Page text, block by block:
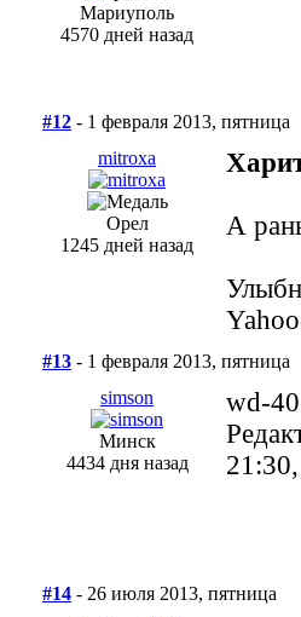
Мариуполь
4570 дней назад
#12 - 1 февраля 2013, пятница
mitroxa
Орел
1245 дней назад
А
#13 - 1 февраля 2013, пятница
simson
Минск
4434 дня назад
wd-
#14 - 26 июля 2013, пятница